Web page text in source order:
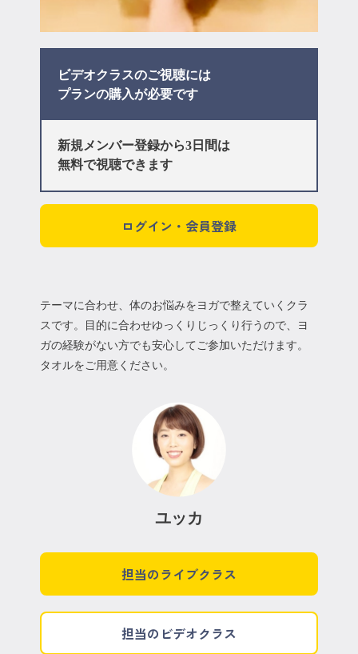
ビデオクラスのご視聴には
プランの購入が必要です
新規メンバー登録から3日間は
無料で視聴できます
ログイン・会員登録
テーマに合わせ、体のお悩みをヨガで整えていくクラ
スです。目的に合わせゆっくりじっくり行うので、ヨ
ガの経験がない方でも安心してご参加いただけます。
タオルをご用意ください。
ユッカ
担当のライブクラス
担当のビデオクラス